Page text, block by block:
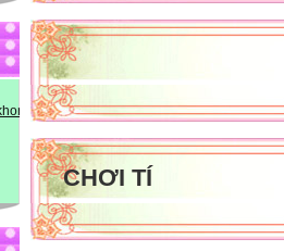
CHƠI TÍ